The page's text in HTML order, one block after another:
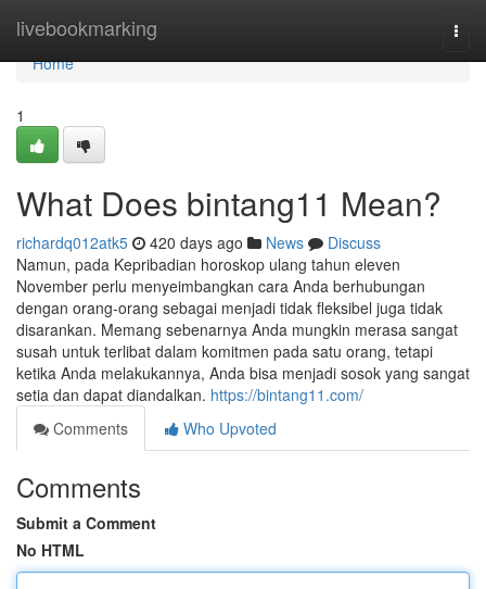
livebookmarking
Home
Home
1
What Does bintang11 Mean?
richardq012atk5 420 days ago News
Discuss
Namun, pada Kepribadian horoskop ulang tahun eleven
November perlu menyeimbangkan cara Anda berhubungan
dengan orang-orang sebagai menjadi tidak fleksibel juga tidak
disarankan. Memang sebenarnya Anda mungkin merasa sangat
susah untuk terlibat dalam komitmen pada satu orang, tetapi
ketika Anda melakukannya, Anda bisa menjadi sosok yang sangat
setia dan dapat diandalkan. https://bintang11.com/
Comments
Who Upvoted
Comments
Submit a Comment
No HTML